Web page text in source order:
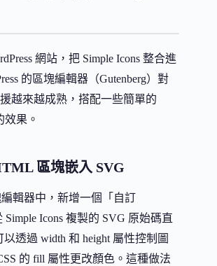
網站，把 Simple Icons 整合進
的區塊編輯器（Gutenberg）對
越來越成熟，搭配一些簡單的
效果。
區塊嵌入 SVG
編輯器中，新增一個「自訂
Icons 複製的 SVG 原始碼直
透過 width 和 height 屬性控制圖
的 fill 屬性更改顏色。這種做法